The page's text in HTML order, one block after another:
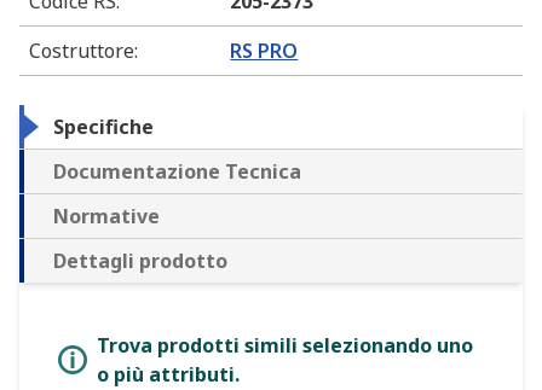
Costruttore: RS PRO
Specifiche
Documentazione Tecnica
Normative
Dettagli prodotto
Trova prodotti simili selezionando uno
o più attributi.